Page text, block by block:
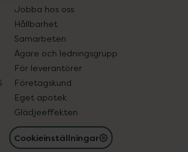
Jobba hos oss
Hållbarhet
Samarbeten
Ägare och ledningsgrupp
För leverantörer
Företagskund
Eget apotek
Glädjeeffekten
Cookieinställningar